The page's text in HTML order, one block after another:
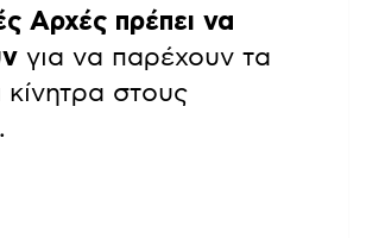
Αρχές πρέπει να
για να παρέχουν τα
κίνητρα στους